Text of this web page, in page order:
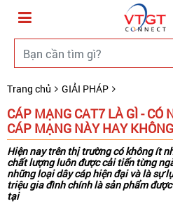
Trang chủ GIẢI PHÁP
CÁP MẠNG CAT7 LÀ GÌ - CÓ
CÁP MẠNG NÀY HAY
Hiện nay trên thị trường có không ít
chất lượng luôn được cải tiến từng
những loại dây cáp hiện đại và là sự
triệu gia đình chính là sản phẩm
tại